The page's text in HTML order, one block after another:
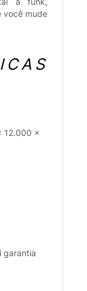
você mude
12.000 x
garantia